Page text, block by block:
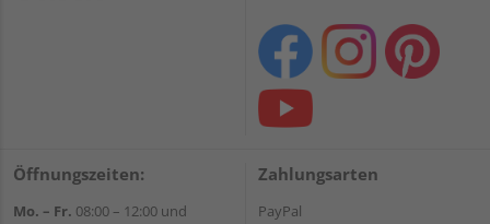
Öffnungszeiten:
Mo. – Fr. 08:00 – 12:00 und
Zahlungsarten
PayPal